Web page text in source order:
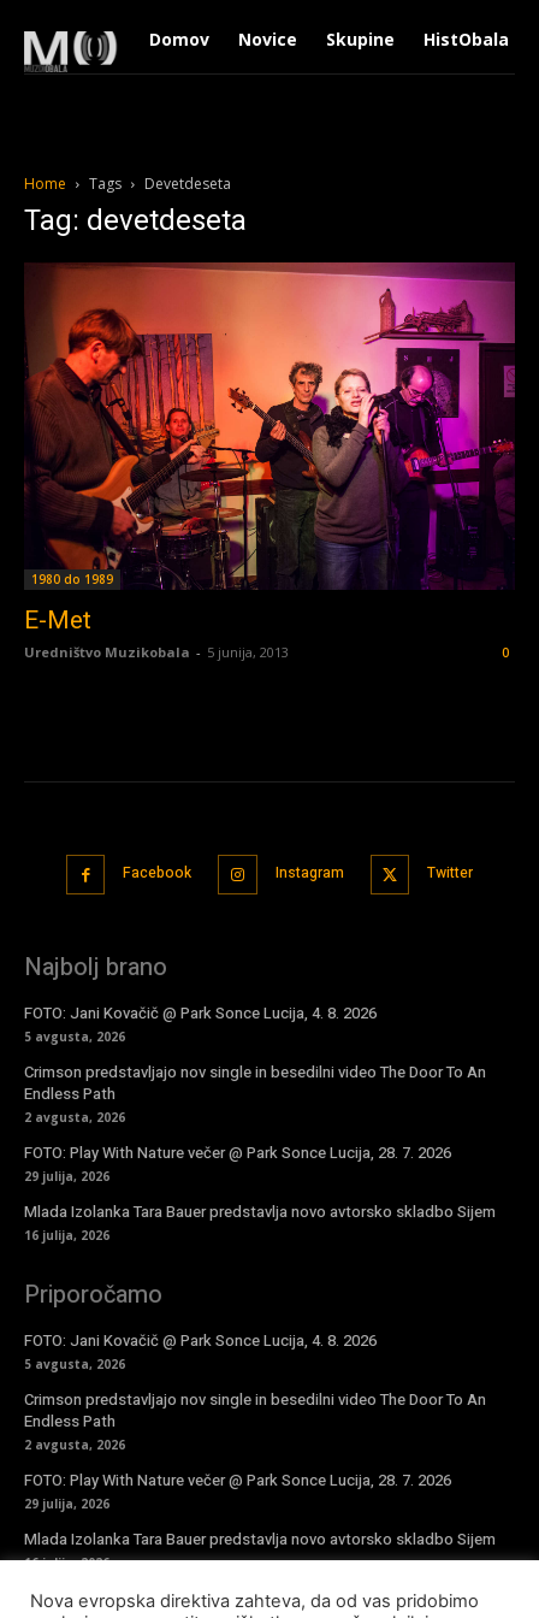
Domov Novice Skupine HistObala
Home Tags Devetdeseta
Tag: devetdeseta
1980 do 1989
E-Met
Uredništvo Muzikobala - 5 junija, 2013 0
Facebook Instagram Twitter
Najbolj brano
FOTO: Jani Kovačič @ Park Sonce Lucija, 4. 8. 2026
5 avgusta, 2026
Crimson predstavljajo nov single in besedilni video The Door To An
Endless Path
2 avgusta, 2026
FOTO: Play With Nature večer @ Park Sonce Lucija, 28. 7. 2026
29 julija, 2026
Mlada Izolanka Tara Bauer predstavlja novo avtorsko skladbo Sijem
16 julija, 2026
Priporočamo
FOTO: Jani Kovačič @ Park Sonce Lucija, 4. 8. 2026
5 avgusta, 2026
Crimson predstavljajo nov single in besedilni video The Door To An
Endless Path
2 avgusta, 2026
FOTO: Play With Nature večer @ Park Sonce Lucija, 28. 7. 2026
29 julija, 2026
Mlada Izolanka Tara Bauer predstavlja novo avtorsko skladbo Sijem
16 julija, 2026
Nova evropska direktiva zahteva, da od vas pridobimo